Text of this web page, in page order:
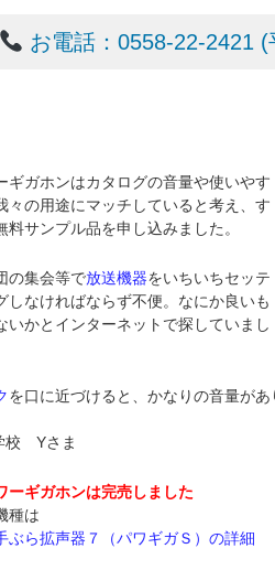
お電話：0558-22-2421
ギガホンはカタログの音量や使いやす
々の用途にマッチしていると考え、す
料サンプル品を申し込みました。
の集会等で放送機器をいちいちセッテ
しなければならず不便。なにか良いも
いかとインターネットで探していまし
を口に近づけると、かなりの音量が
校 Yさま
ーギガホンは完売しました
種は
ぶら拡声器７（パワギガＳ）の詳細